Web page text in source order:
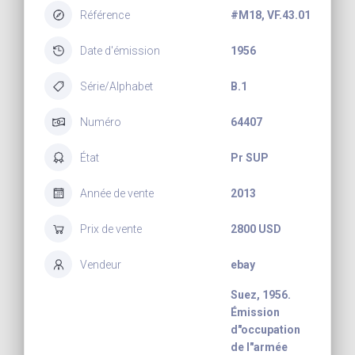
Référence #M18, VF.43.01
Date d'émission 1956
Série/Alphabet B.1
Numéro 64407
État Pr SUP
Année de vente 2013
Prix de vente 2800 USD
Vendeur ebay
Suez, 1956.
Émission
d"occupation
de l"armée